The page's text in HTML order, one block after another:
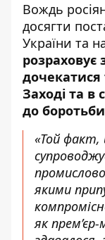
Вождь
досягти
України та
розраховує
Заході та в
до боротьби
«Той факт,
якими
як